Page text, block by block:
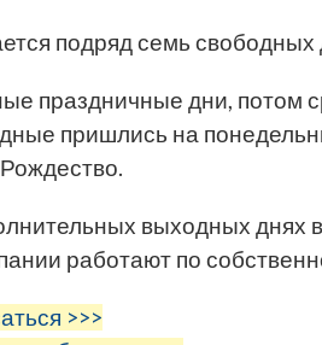
подряд семь свободных
праздничные дни, потом
пришлись на
выходных днях
работают по
>>>